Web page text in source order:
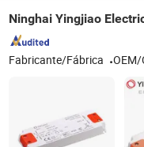
Ninghai Yingjiao
Fabricante/Fábrica OEM/